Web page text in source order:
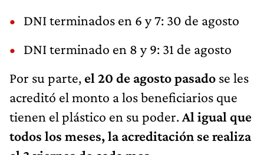
DNI terminados en 6 y 7: 30 de agosto
DNI terminado en 8 y 9: 31 de agosto
Por su parte, el 20 de agosto pasado se les
acreditó el monto a los beneficiarios que
tienen el plástico en su poder.Al igual que
todos los meses, la acreditación se realiza